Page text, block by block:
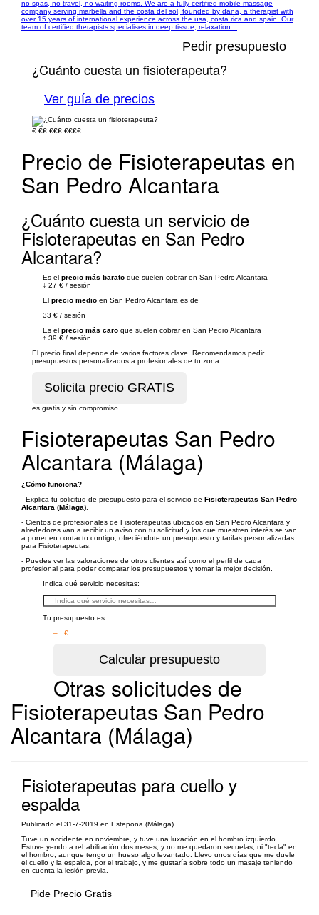
no spas, no travel, no waiting rooms. We are a fully certified mobile massage
company serving marbella and the costa del sol, founded by dana, a therapist with
over 15 years of international experience across the usa, costa rica and spain. Our
team of certified therapists specialises in deep tissue, relaxation...
Pedir presupuesto
¿Cuánto cuesta un fisioterapeuta?
Ver guía de precios
€ €€ €€€ €€€€
Precio de Fisioterapeutas en
San Pedro Alcantara
¿Cuánto cuesta un servicio de
Fisioterapeutas en San Pedro
Alcantara?
Es el precio más barato que suelen cobrar en San Pedro Alcantara
↓ 27 € / sesión
El precio medio en San Pedro Alcantara es de
33 € / sesión
Es el precio más caro que suelen cobrar en San Pedro Alcantara
↑ 39 € / sesión
El precio final depende de varios factores clave. Recomendamos pedir
presupuestos personalizados a profesionales de tu zona.
es gratis y sin compromiso
Fisioterapeutas San Pedro
Alcantara (Málaga)
¿Cómo funciona?
- Explica tu solicitud de presupuesto para el servicio de Fisioterapeutas San Pedro
Alcantara (Málaga)
- Cientos de profesionales de Fisioterapeutas ubicados en San Pedro Alcantara y
alrededores van a recibir un aviso con tu solicitud y los que muestren interés se van
a poner en contacto contigo, ofreciéndote un presupuesto y tarifas personalizadas
para Fisioterapeutas.
- Puedes ver las valoraciones de otros clientes así como el perfil de cada
profesional para poder comparar los presupuestos y tomar la mejor decisión.
Indica qué servicio necesitas:
Tu presupuesto es:
– €
Otras solicitudes de
Fisioterapeutas San Pedro
Alcantara (Málaga)
Fisioterapeutas para cuello y
espalda
Publicado el 31-7-2019 en Estepona (Málaga)
Tuve un accidente en noviembre, y tuve una luxación en el hombro izquierdo.
Estuve yendo a rehabilitación dos meses, y no me quedaron secuelas, ni "tecla" en
el hombro, aunque tengo un hueso algo levantado. Llevo unos días que me duele
el cuello y la espalda, por el trabajo, y me gustaría sobre todo un masaje teniendo
en cuenta la lesión previa.
Pide Precio Gratis